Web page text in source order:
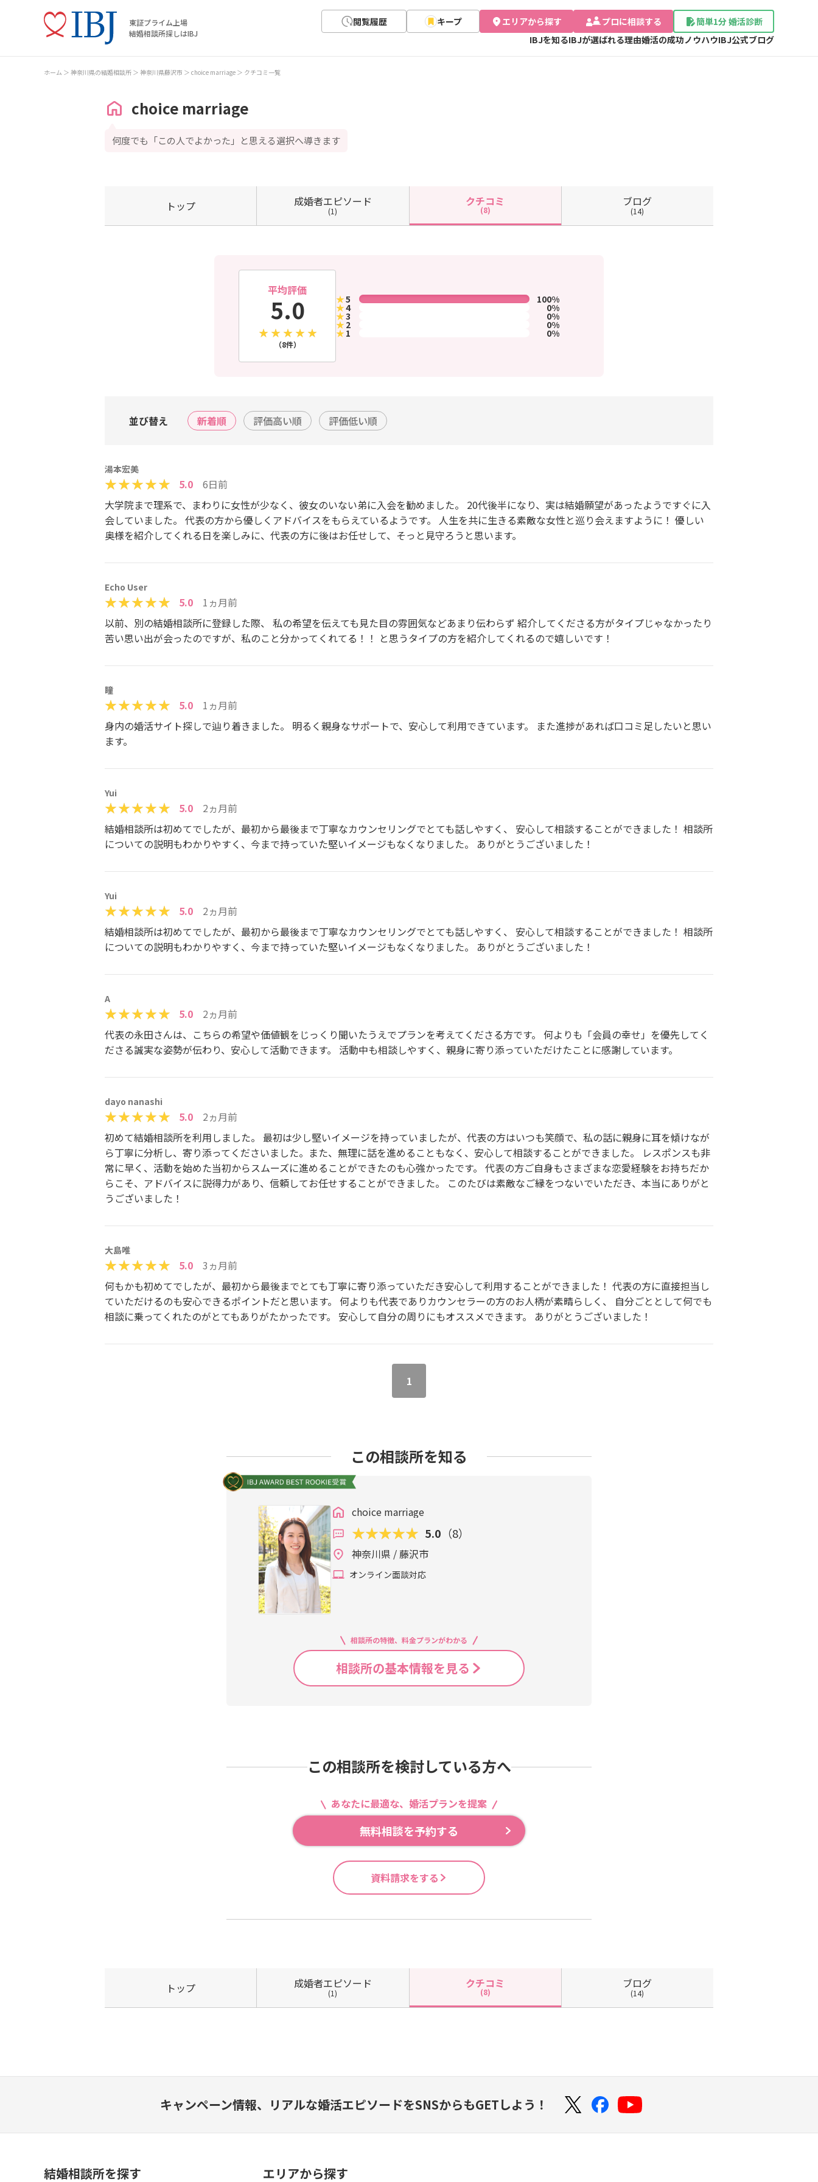
東証プライム上場
結婚相談所探しはIBJ
閲覧履歴 キープ エリアから探す プロに相談する
簡単1分 婚活診断
IBJを知るIBJが選ばれる理由婚活の成功ノウハウIBJ公式ブログ
ホーム 神奈川県の結婚相談所 神奈川県藤沢市 choice marriage クチコミ一覧
choice marriage
何度でも「この人でよかった」と思える選択へ導きます
トップ 成婚者エピソード
(1)
クチコミ
(8)
ブログ
(14)
平均評価
5.0
（8件）
★5 100%
★4 0%
★3 0%
★ 2 0%
★ 1 0%
並び替え 新着順 評価高い順 評価低い順
湯本宏美
5.0
6日前
大学院まで理系で、まわりに女性が少なく、彼女のいない弟に入会を勧めました。 20代後半になり、実は結婚願望があったようですぐに入
会していました。 代表の方から優しくアドバイスをもらえているようです。 人生を共に生きる素敵な女性と巡り会えますように！ 優しい
奥様を紹介してくれる日を楽しみに、代表の方に後はお任せして、そっと見守ろうと思います。
Echo User
5.0
1ヵ月前
以前、別の結婚相談所に登録した際、 私の希望を伝えても見た目の雰囲気などあまり伝わらず 紹介してくださる方がタイプじゃなかったり
苦い思い出が会ったのですが、私のこと分かってくれてる！！ と思うタイプの方を紹介してくれるので嬉しいです！
瞳
5.0
1ヵ月前
身内の婚活サイト探しで辿り着きました。 明るく親身なサポートで、安心して利用できています。 また進捗があれば口コミ足したいと思い
ます。
Yui
5.0
2ヵ月前
結婚相談所は初めてでしたが、最初から最後まで丁寧なカウンセリングでとても話しやすく、 安心して相談することができました！ 相談所
についての説明もわかりやすく、今まで持っていた堅いイメージもなくなりました。 ありがとうございました！
Yui
5.0
2ヵ月前
結婚相談所は初めてでしたが、最初から最後まで丁寧なカウンセリングでとても話しやすく、 安心して相談することができました！ 相談所
についての説明もわかりやすく、今まで持っていた堅いイメージもなくなりました。 ありがとうございました！
A
5.0
2ヵ月前
代表の永田さんは、こちらの希望や価値観をじっくり聞いたうえでプランを考えてくださる方です。 何よりも「会員の幸せ」を優先してく
ださる誠実な姿勢が伝わり、安心して活動できます。 活動中も相談しやすく、親身に寄り添っていただけたことに感謝しています。
dayo nanashi
5.0
2ヵ月前
初めて結婚相談所を利用しました。 最初は少し堅いイメージを持っていましたが、代表の方はいつも笑顔で、私の話に親身に耳を傾けなが
ら丁寧に分析し、寄り添ってくださいました。また、無理に話を進めることもなく、安心して相談することができました。 レスポンスも非
常に早く、活動を始めた当初からスムーズに進めることができたのも心強かったです。 代表の方ご自身もさまざまな恋愛経験をお持ちだか
らこそ、アドバイスに説得力があり、信頼してお任せすることができました。 このたびは素敵なご縁をつないでいただき、本当にありがと
うございました！
大島唯
5.0
3ヵ月前
何もかも初めてでしたが、最初から最後までとても丁寧に寄り添っていただき安心して利用することができました！ 代表の方に直接担当し
ていただけるのも安心できるポイントだと思います。 何よりも代表でありカウンセラーの方のお人柄が素晴らしく、 自分ごととして何でも
相談に乗ってくれたのがとてもありがたかったです。 安心して自分の周りにもオススメできます。 ありがとうございました！
1
この相談所を知る
choice marriage
5.0 （8）
神奈川県 / 藤沢市
オンライン面談対応
相談所の特徴、料金プランがわかる
相談所の基本情報を見る
この相談所を検討している方へ
あなたに最適な、婚活プランを提案
無料相談を予約する
資料請求をする
トップ 成婚者エピソード
(1)
クチコミ
(8)
ブログ
(14)
キャンペーン情報、 リアルな婚活エピソードをSNSからもGETしよう！
結婚相談所を探す エリアから探す